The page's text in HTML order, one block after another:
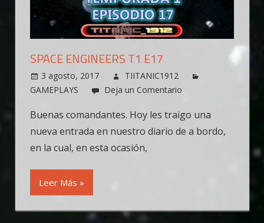
SPACE ENGINEERS T1 E17
3 agosto, 2017
TIITANIC1912
GAMEPLAYS
Deja un Comentario
Buenas comandantes. Hoy les traigo una
nueva entrada en nuestro diario de a bordo,
en la cual, en esta ocasión,
Leer Más »